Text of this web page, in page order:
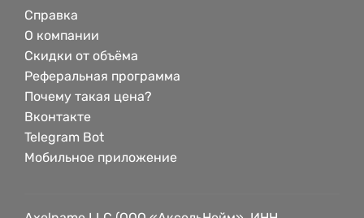
Справка
О компании
Скидки от объёма
Реферальная программа
Почему такая цена?
Вконтакте
Telegram Bot
Мобильное приложение